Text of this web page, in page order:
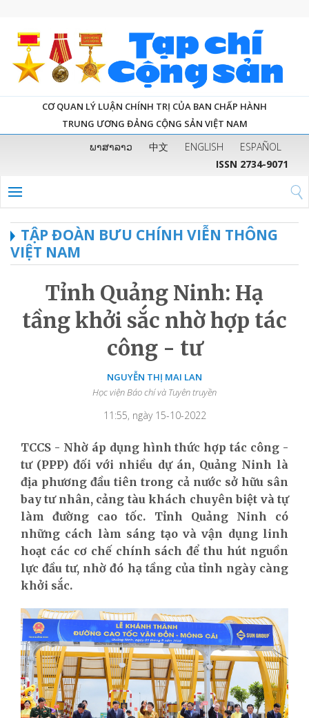
CƠ QUAN LÝ LUẬN CHÍNH TRỊ CỦA BAN CHẤP HÀNH
TRUNG ƯƠNG ĐẢNG CỘNG SẢN VIỆT NAM
ພາສາລາວ 中文 ENGLISH
ESPAÑOL
ISSN 2734-9071
TẬP ĐOÀN BƯU CHÍNH VIỄN THÔNG
VIỆT NAM
Tỉnh Quảng Ninh: Hạ
tầng khởi sắc nhờ hợp tác
công - tư
NGUYỄN THỊ MAI LAN
Học viện Báo chí và Tuyên truyền
11:55, ngày 15-10-2022
TCCS - Nhờ áp dụng hình thức hợp tác công -
tư (PPP) đối với nhiều dự án, Quảng Ninh là
địa phương đầu tiên trong cả nước sở hữu sân
bay tư nhân, cảng tàu khách chuyên biệt và tự
làm đường cao tốc. Tỉnh Quảng Ninh có
những cách làm sáng tạo và vận dụng linh
hoạt các cơ chế chính sách để thu hút nguồn
lực đầu tư, nhờ đó hạ tầng của tỉnh ngày càng
khởi sắc.